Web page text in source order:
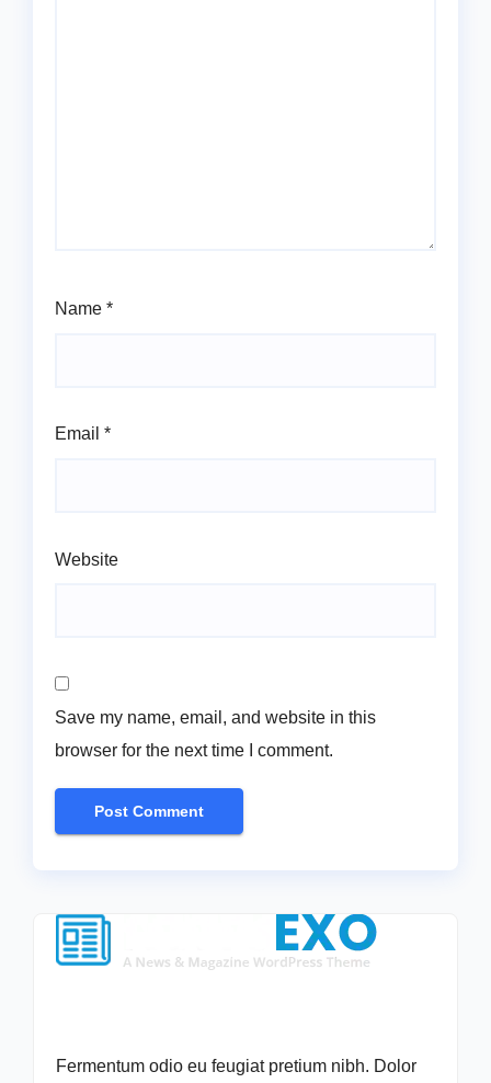
Name *
Email *
Website
Save my name, email, and website in this
browser for the next time I comment.
Fermentum odio eu feugiat pretium nibh. Dolor